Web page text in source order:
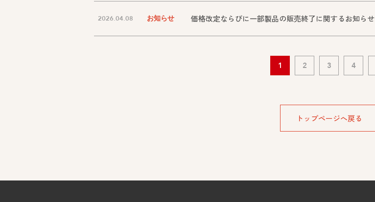
2026.04.08 お知らせ 価格改定ならびに一部製品の販売終了に関するお知らせ
1 2 3 4
トップページへ戻る